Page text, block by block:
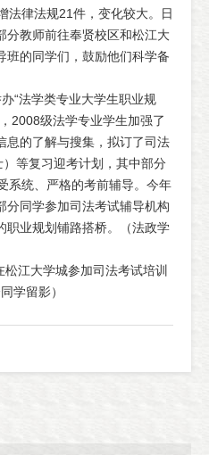
法律法规21件，变化较大。日
分教师前往奉贤校区和松江大
班的同学们，鼓励他们科学备
“法学类专业大学生职业规
2008级法学专业学生加强了
息的了解与搜集，拟订了司法
）等复习迎考计划，其中部分
系统、严格的考前辅导。今年
分同学参加司法考试辅导机构
职业规划铺路搭桥。（法政学
江大学城参加司法考试培训
学留影）